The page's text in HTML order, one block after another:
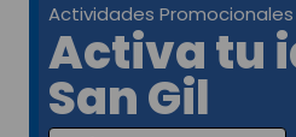
Actividades Promocionales
Activa tu
San Gil